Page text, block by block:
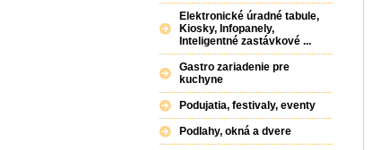
Elektronické úradné tabule,
Kiosky, Infopanely,
Inteligentné zastávkové ...
Gastro zariadenie pre
kuchyne
Podujatia, festivaly, eventy
Podlahy, okná a dvere